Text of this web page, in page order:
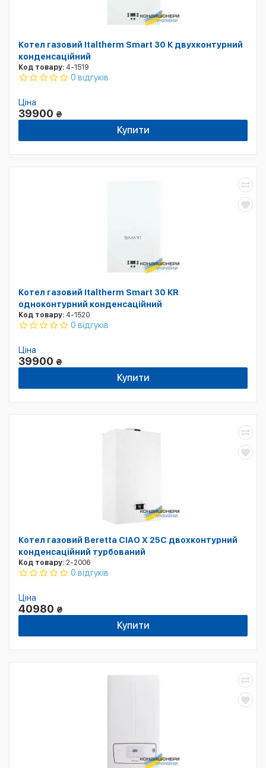
Котел газовий Italtherm Smart 30 К двухконтурний
конденсаційний
Код товару: 4-1519
0 відгуків
Ціна
39900 ₴
Купити
Котел газовий Italtherm Smart 30 КR
одноконтурний конденсаційний
Код товару: 4-1520
0 відгуків
Ціна
39900 ₴
Купити
Котел газовий Beretta CIAO X 25C двохконтурний
конденсаційний турбований
Код товару: 2-2006
0 відгуків
Ціна
40980 ₴
Купити